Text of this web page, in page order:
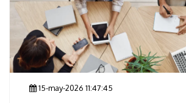
15-may-2026 11:47:45